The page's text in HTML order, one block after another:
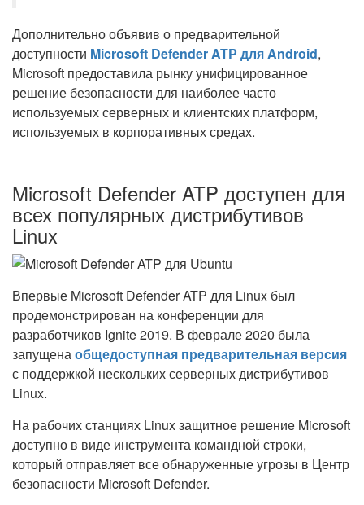
Дополнительно объявив о предварительной
доступности Microsoft Defender ATP для Android,
Microsoft предоставила рынку унифицированное
решение безопасности для наиболее часто
используемых серверных и клиентских платформ,
используемых в корпоративных средах.
Microsoft Defender ATP доступен для
всех популярных дистрибутивов
Linux
Впервые Microsoft Defender ATP для Linux был
продемонстрирован на конференции для
разработчиков Ignite 2019. В феврале 2020 была
запущенаобщедоступная предварительная версия
с поддержкой нескольких серверных дистрибутивов
Linux.
На рабочих станциях Linux защитное решение Microsoft
доступно в виде инструмента командной строки,
который отправляет все обнаруженные угрозы в Центр
безопасности Microsoft Defender.